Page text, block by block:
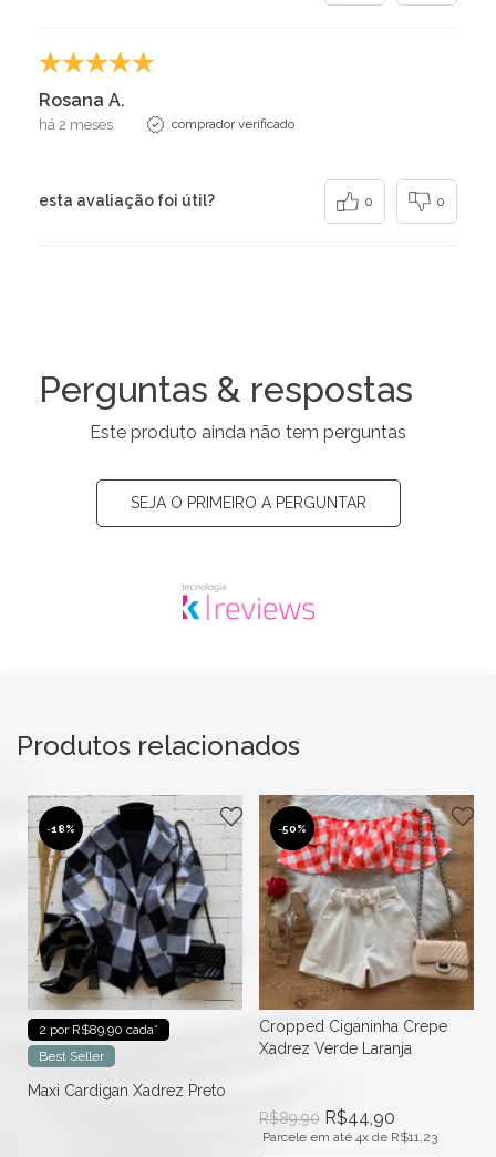
Rosana A.
há 2 meses comprador verificado
esta avaliação foi útil? 0 0
Perguntas & respostas
Este produto ainda não tem perguntas
SEJA O PRIMEIRO A PERGUNTAR
Produtos relacionados
-18%
2 por R$89.90 cada*
Best Seller
Maxi Cardigan Xadrez Preto
-50%
Cropped Ciganinha Crepe
Xadrez Verde Laranja
R$89,90 R$44,90
Parcele em até 4x de R$11,23